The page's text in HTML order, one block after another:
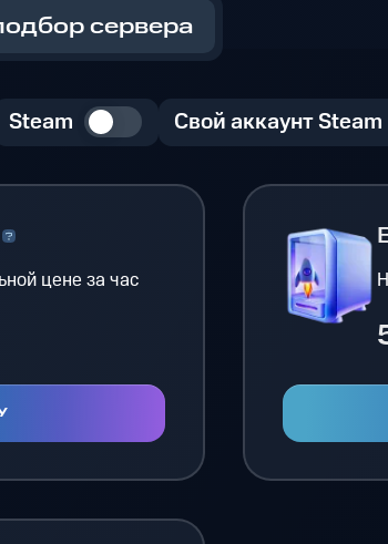
сервера
Steam Свой аккаунт Steam
цене за час